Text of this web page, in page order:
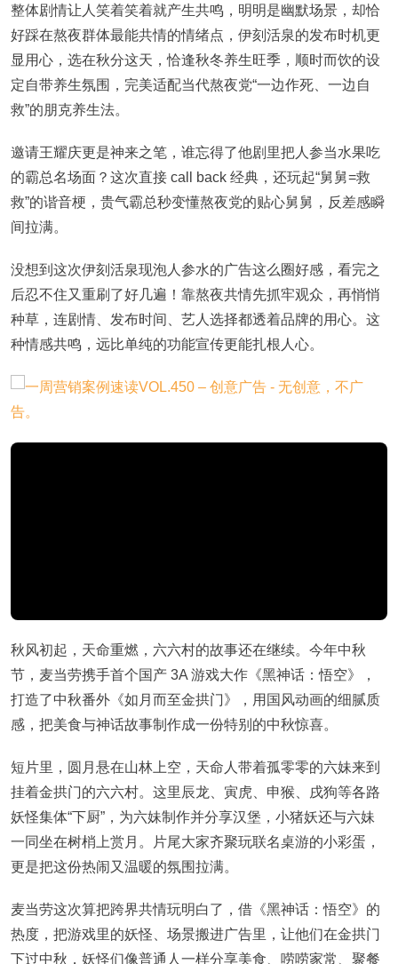
整体剧情让人笑着笑着就产生共鸣，明明是幽默场景，却恰
好踩在熬夜群体最能共情的情绪点，伊刻活泉的发布时机更
显用心，选在秋分这天，恰逢秋冬养生旺季，顺时而饮的设
定自带养生氛围，完美适配当代熬夜党“一边作死、一边自
救”的朋克养生法。
邀请王耀庆更是神来之笔，谁忘得了他剧里把人参当水果吃
的霸总名场面？这次直接 call back 经典，还玩起“舅舅=救
救”的谐音梗，贵气霸总秒变懂熬夜党的贴心舅舅，反差感瞬
间拉满。
没想到这次伊刻活泉现泡人参水的广告这么圈好感，看完之
后忍不住又重刷了好几遍！靠熬夜共情先抓牢观众，再悄悄
种草，连剧情、发布时间、艺人选择都透着品牌的用心。这
种情感共鸣，远比单纯的功能宣传更能扎根人心。
秋风初起，天命重燃，六六村的故事还在继续。今年中秋
节，麦当劳携手首个国产 3A 游戏大作《黑神话：悟空》，
打造了中秋番外《如月而至金拱门》，用国风动画的细腻质
感，把美食与神话故事制作成一份特别的中秋惊喜。
短片里，圆月悬在山林上空，天命人带着孤零零的六妹来到
挂着金拱门的六六村。这里辰龙、寅虎、申猴、戌狗等各路
妖怪集体“下厨”，为六妹制作并分享汉堡，小猪妖还与六妹
一同坐在树梢上赏月。片尾大家齐聚玩联名桌游的小彩蛋，
更是把这份热闹又温暖的氛围拉满。
麦当劳这次算把跨界共情玩明白了，借《黑神话：悟空》的
热度，把游戏里的妖怪、场景搬进广告里，让他们在金拱门
下过中秋，妖怪们像普通人一样分享美食、唠唠家常、聚餐